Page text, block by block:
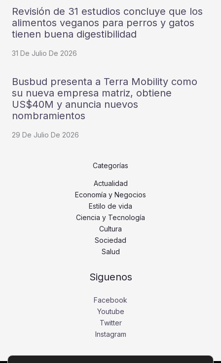
Revisión de 31 estudios concluye que los
alimentos veganos para perros y gatos
tienen buena digestibilidad
31 De Julio De 2026
Busbud presenta a Terra Mobility como
su nueva empresa matriz, obtiene
US$40M y anuncia nuevos
nombramientos
29 De Julio De 2026
Categorías
Actualidad
Economía y Negocios
Estilo de vida
Ciencia y Tecnología
Cultura
Sociedad
Salud
Siguenos
Facebook
Youtube
Twitter
Instagram